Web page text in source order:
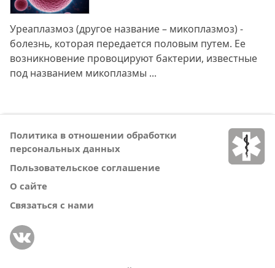
Уреаплазмоз (другое название – микоплазмоз) -
болезнь, которая передается половым путем. Ее
возникновение провоцируют бактерии, известные
под названием микоплазмы ...
Политика в отношении обработки
персональных данных
Пользовательское соглашение
О сайте
Связаться с нами